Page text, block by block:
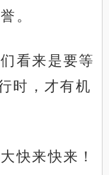
。
看来是要等
时，才有机
快来快来！